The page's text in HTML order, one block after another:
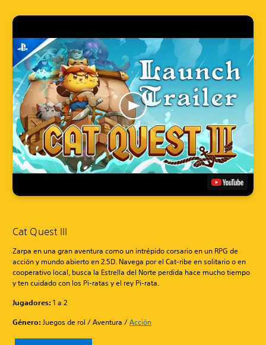
Cat Quest III
Zarpa en una gran aventura como un intrépido corsario en un RPG de
acción y mundo abierto en 2.5D. Navega por el Cat-ribe en solitario o en
cooperativo local, busca la Estrella del Norte perdida hace mucho tiempo
y ten cuidado con los Pi-ratas y el rey Pi-rata.
Jugadores:1 a 2
Género:Juegos de rol / Aventura /Acción